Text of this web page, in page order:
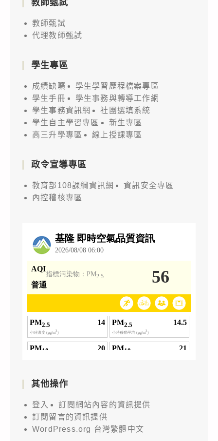
教師甄試
教師甄試
代理教師甄試
學生專區
成績缺曠
學生學習歷程檔案專區
學生手冊
學生事務與轉導工作網
學生事務資訊網
社團選填系統
學生自主學習專區
新生專區
高三升學專區
線上授課專區
政令宣導專區
教育部108課綱資訊網
資訊安全專區
內控稽核專區
其他操作
登入
訂閱網站內容的資訊提供
訂閱留言的資訊提供
WordPress.org 台灣繁體中文